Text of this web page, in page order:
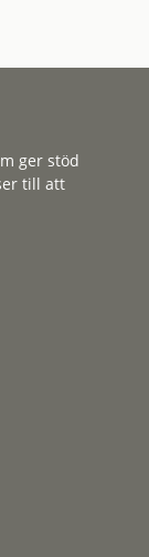
ger stöd
till att